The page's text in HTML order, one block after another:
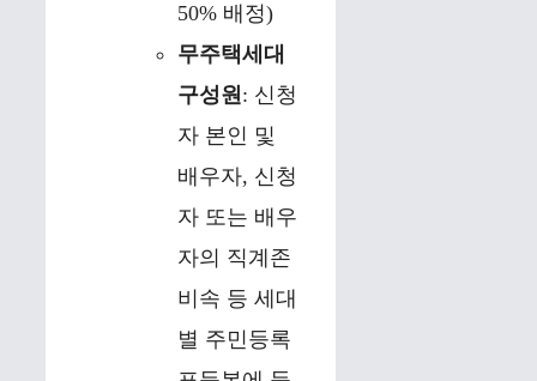
50% 배정)
무주택세대
구성원: 신청
자 본인 및
배우자, 신청
자 또는 배우
자의 직계존
비속 등 세대
별 주민등록